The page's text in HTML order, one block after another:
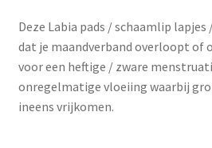
Deze Labia pads / schaamlip
dat je maandverband overloopt of
voor een heftige / zware
onregelmatige vloeiing waarbij
ineens vrijkomen.